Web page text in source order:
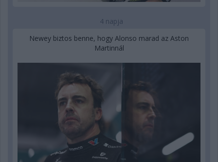
4 napja
Newey biztos benne, hogy Alonso marad az Aston
Martinnál